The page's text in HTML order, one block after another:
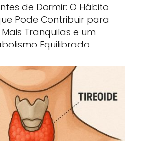
de Dormir: O Hábito
Pode Contribuir para
Mais Tranquilas e um
Equilibrado